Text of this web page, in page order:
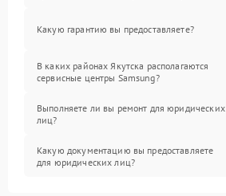
Какую гарантию вы предоставляете?
В каких районах Якутска располагаются
сервисные центры Samsung?
Выполняете ли вы ремонт для юридических
лиц?
Какую документацию вы предоставляете
для юридических лиц?